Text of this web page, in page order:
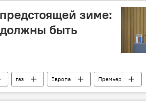
зиме:
быть
газ Европа Премьер